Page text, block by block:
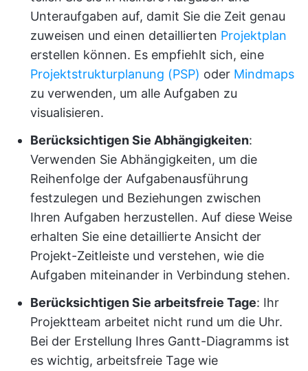
Unteraufgaben auf, damit Sie die Zeit genau
zuweisen und einen detaillierten Projektplan
erstellen können. Es empfiehlt sich, eine
Projektstrukturplanung (PSP) oder Mindmaps
zu verwenden, um alle Aufgaben zu
visualisieren.
Berücksichtigen Sie Abhängigkeiten:
Verwenden Sie Abhängigkeiten, um die
Reihenfolge der Aufgabenausführung
festzulegen und Beziehungen zwischen
Ihren Aufgaben herzustellen. Auf diese Weise
erhalten Sie eine detaillierte Ansicht der
Projekt-Zeitleiste und verstehen, wie die
Aufgaben miteinander in Verbindung stehen.
Berücksichtigen Sie arbeitsfreie Tage: Ihr
Projektteam arbeitet nicht rund um die Uhr.
Bei der Erstellung Ihres Gantt-Diagramms ist
es wichtig, arbeitsfreie Tage wie